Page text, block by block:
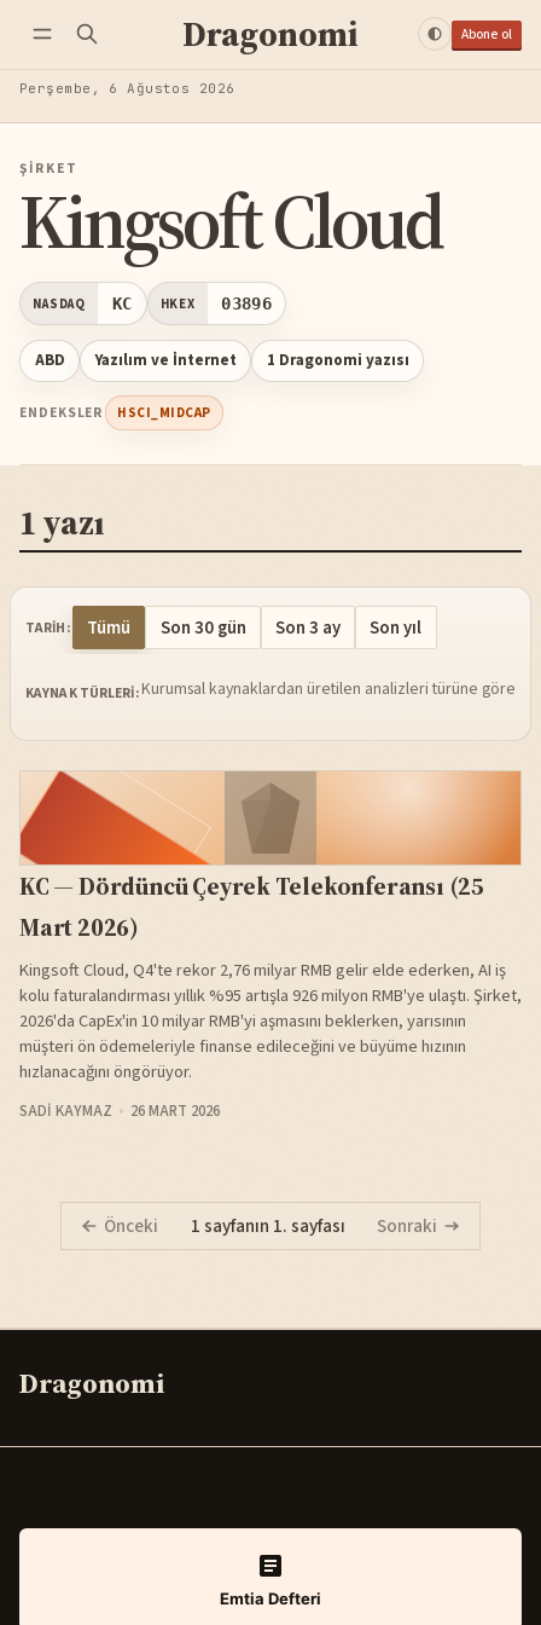
Dragonomi Abone ol
Perşembe, 6 Ağustos 2026
ŞIRKET
Kingsoft Cloud
NASDAQ KC HKEX 03896
ABD Yazılım ve İnternet 1 Dragonomi yazısı
ENDEKSLER HSCI_MIDCAP
1 yazı
TARIH: Tümü Son 30 gün Son 3 ay Son yıl
KAYNAK TÜRLERI:Kurumsal kaynaklardan üretilen analizleri türüne göre
KC — Dördüncü Çeyrek Telekonferansı (25
Mart 2026)
Kingsoft Cloud, Q4'te rekor 2,76 milyar RMB gelir elde ederken, AI iş
kolu faturalandırması yıllık %95 artışla 926 milyon RMB'ye ulaştı. Şirket,
2026'da CapEx'in 10 milyar RMB'yi aşmasını beklerken, yarısının
müşteri ön ödemeleriyle finanse edileceğini ve büyüme hızının
hızlanacağını öngörüyor.
SADI KAYMAZ 26 MART 2026
Önceki 1 sayfanın 1. sayfası Sonraki
Dragonomi
Emtia Defteri